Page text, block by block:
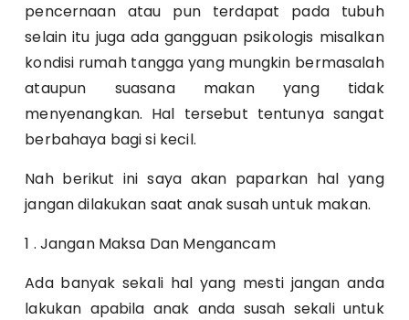
pencernaan atau pun terdapat pada tubuh
selain itu juga ada gangguan psikologis misalkan
kondisi rumah tangga yang mungkin bermasalah
ataupun suasana makan yang tidak
menyenangkan. Hal tersebut tentunya sangat
berbahaya bagi si kecil.
Nah berikut ini saya akan paparkan hal yang
jangan dilakukan saat anak susah untuk makan.
1 . Jangan Maksa Dan Mengancam
Ada banyak sekali hal yang mesti jangan anda
lakukan apabila anak anda susah sekali untuk